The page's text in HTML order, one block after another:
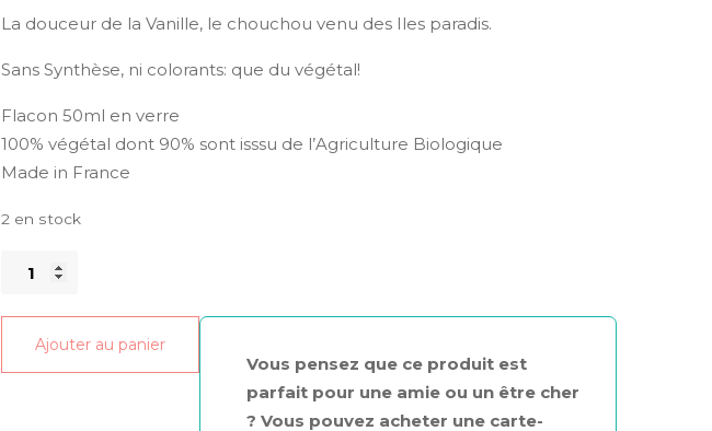
La douceur de la Vanille, le chouchou venu des Iles paradis.
Sans Synthèse, ni colorants: que du végétal!
Flacon 50ml en verre
100% végétal dont 90% sont isssu de l’Agriculture Biologique
Made in France
2 en stock
quantité
Îles
Mélodie
Ajouter au panier
Vous pensez que ce produit est
parfait pour une amie ou un être cher
? Vous pouvez acheter une carte-